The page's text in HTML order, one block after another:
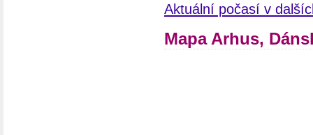
Aktuální počasí v
Mapa Arhus,